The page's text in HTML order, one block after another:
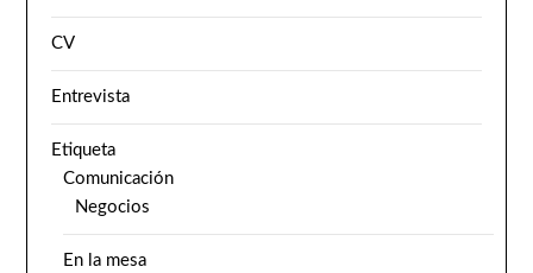
CV
Entrevista
Etiqueta
Comunicación
Negocios
En la mesa